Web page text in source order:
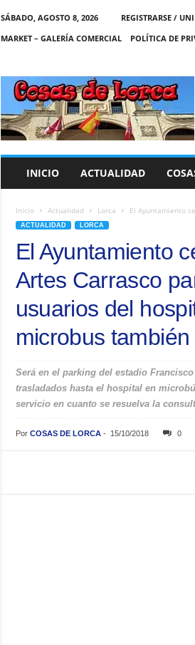
SÁBADO, AGOSTO 8, 2026
REGISTRARSE /
MARKET – GALERÍA COMERCIAL
POLÍTICA DE
C
A
S
INICIO ACTUALIDAD
Inicio Actualidad Lorca El Ayuntamiento
ACTUALIDAD LORCA
El Ayuntamiento
Artes Carrasco
usuarios del
microbus también
Será en el parking del estadio
trasladados hasta el hospital en
servicio en cuanto se resuelva la
Por COSAS DE LORCA- 15/10/2018 0